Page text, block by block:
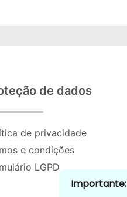
de dados
de privacidade
e condições
LGPD
Importante: